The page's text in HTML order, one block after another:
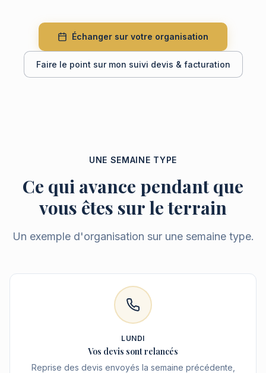
Échanger sur votre organisation
Faire le point sur mon suivi devis & facturation
UNE SEMAINE TYPE
Ce qui avance pendant que
vous êtes sur le terrain
Un exemple d'organisation sur une semaine type.
LUNDI
Vos devis sont relancés
Reprise des devis envoyés la semaine précédente,